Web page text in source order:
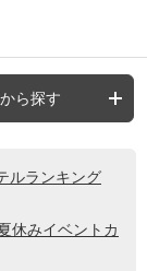
ら探す
ルランキング
休みイベントカ